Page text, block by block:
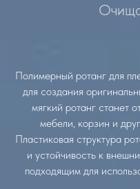
Полимерный ротанг для
для создания
мягкий ротанг станет
мебели, корзин и
Пластиковая структура
и устойчивость к
подходящим для